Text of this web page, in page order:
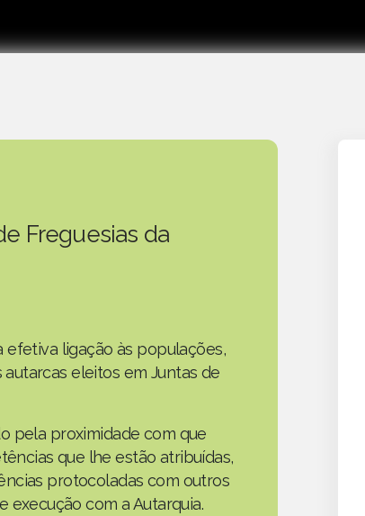
Freguesias da
efetiva ligação às populações,
eleitos em Juntas de
pela proximidade com que
que lhe estão atribuídas,
protocoladas com outros
execução com a Autarquia.